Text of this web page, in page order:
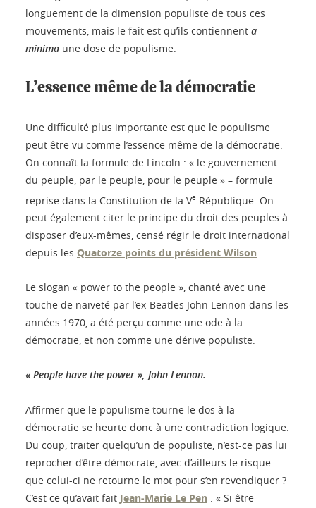
longuement de la dimension populiste de tous ces
mouvements, mais le fait est qu’ils contiennent a
minima une dose de populisme.
L’essence même de la démocratie
Une difficulté plus importante est que le populisme
peut être vu comme l’essence même de la démocratie.
On connaît la formule de Lincoln : « le gouvernement
du peuple, par le peuple, pour le peuple » – formule
reprise dans la Constitution de la Ve République. On
peut également citer le principe du droit des peuples à
disposer d’eux-mêmes, censé régir le droit international
depuis les Quatorze points du président Wilson.
Le slogan « power to the people », chanté avec une
touche de naïveté par l’ex-Beatles John Lennon dans les
années 1970, a été perçu comme une ode à la
démocratie, et non comme une dérive populiste.
« People have the power », John Lennon.
Affirmer que le populisme tourne le dos à la
démocratie se heurte donc à une contradiction logique.
Du coup, traiter quelqu’un de populiste, n’est-ce pas lui
reprocher d’être démocrate, avec d’ailleurs le risque
que celui-ci ne retourne le mot pour s’en revendiquer ?
C’est ce qu’avait fait Jean‑Marie Le Pen : « Si être